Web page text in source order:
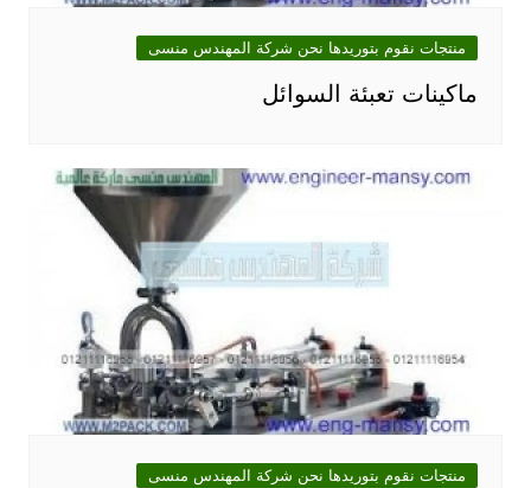
منتجات نقوم بتوريدها نحن شركة المهندس منسى
ماكينات تعبئة السوائل
منتجات نقوم بتوريدها نحن شركة المهندس منسى